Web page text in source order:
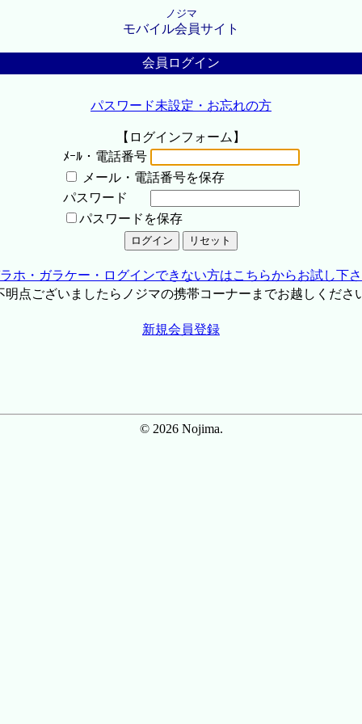
ノジマ
モバイル会員サイト
会員ログイン
パスワード未設定・お忘れの方
【ログインフォーム】
ﾒｰﾙ・電話番号
メール・電話番号を保存
パスワード
パスワードを保存
ホ・ガラケー・ログインできない方はこちらからお試し下
点ございましたらノジマの携帯コーナーまでお越しくださ
新規会員登録
© 2026 Nojima.